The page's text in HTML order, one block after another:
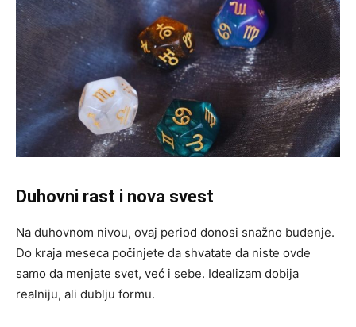
Duhovni rast i nova svest
Na duhovnom nivou, ovaj period donosi snažno buđenje.
Do kraja meseca počinjete da shvatate da niste ovde
samo da menjate svet, već i sebe. Idealizam dobija
realniju, ali dublju formu.